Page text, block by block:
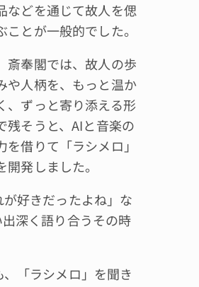
などを通じて故人を偲
ことが一般的でした。
斎奉閣では、故人の歩
や人柄を、もっと温か
、ずっと寄り添える形
残そうと、AIと音楽の
を借りて「ラシメロ」
開発しました。
好きだったよね」な
深く語り合うその時
「ラシメロ」を聞き